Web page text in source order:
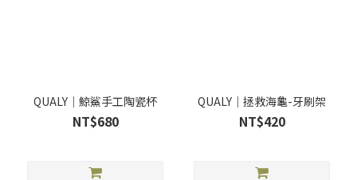
QUALY｜鯨鯊手工陶瓷杯
NT$680
QUALY｜拯救海龜-牙刷架
NT$420